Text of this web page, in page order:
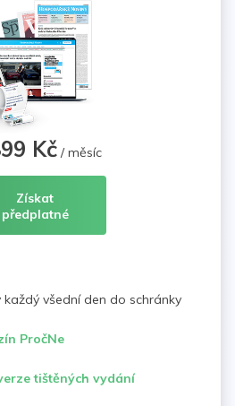
Kč/ měsíc
Získat
předplatné
každý všední den do schránky
PročNe
tištěných vydání